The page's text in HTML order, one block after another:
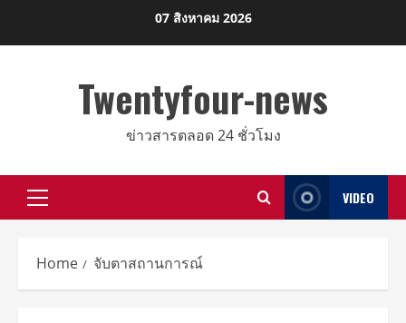
07 สิงหาคม 2026
Twentyfour-news
ข่าวสารตลอด 24 ชั่วโมง
Primary
VIDEO
Home จับตาสถานการณ์